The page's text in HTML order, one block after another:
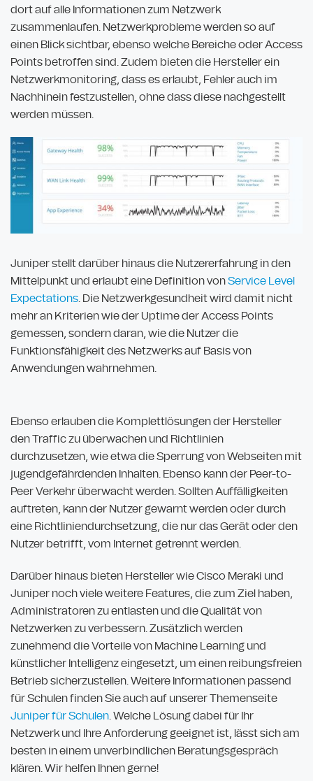
dort auf alle Informationen zum Netzwerk
zusammenlaufen. Netzwerkprobleme werden so auf
einen Blick sichtbar, ebenso welche Bereiche oder Access
Points betroffen sind. Zudem bieten die Hersteller ein
Netzwerkmonitoring, dass es erlaubt, Fehler auch im
Nachhinein festzustellen, ohne dass diese nachgestellt
werden müssen.
Juniper stellt darüber hinaus die Nutzererfahrung in den
Mittelpunkt und erlaubt eine Definition vonService Level
Expectations. Die Netzwerkgesundheit wird damit nicht
mehr an Kriterien wie der Uptime der Access Points
gemessen, sondern daran, wie die Nutzer die
Funktionsfähigkeit des Netzwerks auf Basis von
Anwendungen wahrnehmen.
Ebenso erlauben die Komplettlösungen der Hersteller
den Traffic zu überwachen und Richtlinien
durchzusetzen, wie etwa die Sperrung von Webseiten mit
jugendgefährdenden Inhalten. Ebenso kann der Peer-to-
Peer Verkehr überwacht werden. Sollten Auffälligkeiten
auftreten, kann der Nutzer gewarnt werden oder durch
eine Richtliniendurchsetzung, die nur das Gerät oder den
Nutzer betrifft, vom Internet getrennt werden.
Darüber hinaus bieten Hersteller wie Cisco Meraki und
Juniper noch viele weitere Features, die zum Ziel haben,
Administratoren zu entlasten und die Qualität von
Netzwerken zu verbessern. Zusätzlich werden
zunehmend die Vorteile von Machine Learning und
künstlicher Intelligenz eingesetzt, um einen reibungsfreien
Betrieb sicherzustellen. Weitere Informationen passend
für Schulen finden Sie auch auf unserer Themenseite
Juniper für Schulen. Welche Lösung dabei für Ihr
Netzwerk und Ihre Anforderung geeignet ist, lässt sich am
besten in einem unverbindlichen Beratungsgespräch
klären. Wir helfen Ihnen gerne!